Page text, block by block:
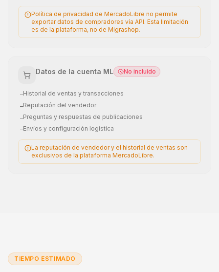
Política de privacidad de MercadoLibre no permite
exportar datos de compradores vía API. Esta limitación
es de la plataforma, no de Migrashop.
Datos de la cuenta ML No incluido
–Historial de ventas y transacciones
–Reputación del vendedor
–Preguntas y respuestas de publicaciones
–Envíos y configuración logística
La reputación de vendedor y el historial de ventas son
exclusivos de la plataforma MercadoLibre.
TIEMPO ESTIMADO